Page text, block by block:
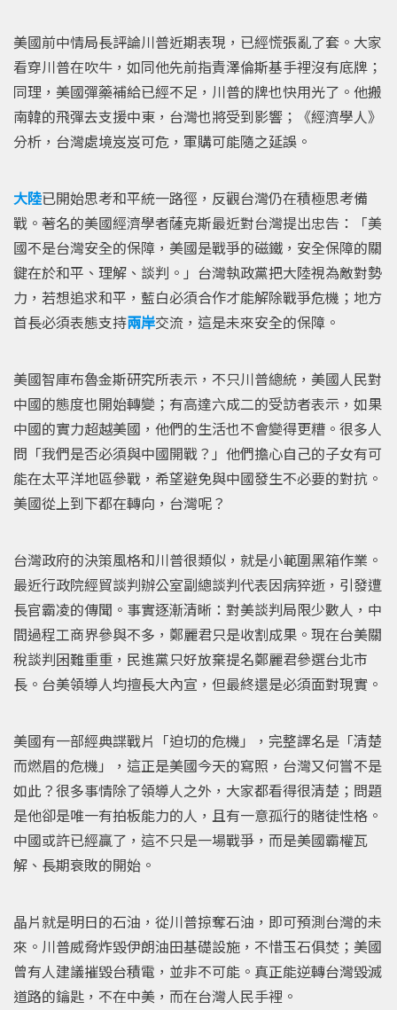
美國前中情局長評論川普近期表現，已經慌張亂了套。大家
看穿川普在吹牛，如同他先前指責澤倫斯基手裡沒有底牌；
同理，美國彈藥補給已經不足，川普的牌也快用光了。他搬
南韓的飛彈去支援中東，台灣也將受到影響；《經濟學人》
分析，台灣處境岌岌可危，軍購可能隨之延誤。
大陸已開始思考和平統一路徑，反觀台灣仍在積極思考備
戰。著名的美國經濟學者薩克斯最近對台灣提出忠告：「美
國不是台灣安全的保障，美國是戰爭的磁鐵，安全保障的關
鍵在於和平、理解、談判。」台灣執政黨把大陸視為敵對勢
力，若想追求和平，藍白必須合作才能解除戰爭危機；地方
首長必須表態支持兩岸交流，這是未來安全的保障。
美國智庫布魯金斯研究所表示，不只川普總統，美國人民對
中國的態度也開始轉變；有高達六成二的受訪者表示，如果
中國的實力超越美國，他們的生活也不會變得更糟。很多人
問「我們是否必須與中國開戰？」他們擔心自己的子女有可
能在太平洋地區參戰，希望避免與中國發生不必要的對抗。
美國從上到下都在轉向，台灣呢？
台灣政府的決策風格和川普很類似，就是小範圍黑箱作業。
最近行政院經貿談判辦公室副總談判代表因病猝逝，引發遭
長官霸凌的傳聞。事實逐漸清晰：對美談判局限少數人，中
間過程工商界參與不多，鄭麗君只是收割成果。現在台美關
稅談判困難重重，民進黨只好放棄提名鄭麗君參選台北市
長。台美領導人均擅長大內宣，但最終還是必須面對現實。
美國有一部經典諜戰片「迫切的危機」，完整譯名是「清楚
而燃眉的危機」，這正是美國今天的寫照，台灣又何嘗不是
如此？很多事情除了領導人之外，大家都看得很清楚；問題
是他卻是唯一有拍板能力的人，且有一意孤行的賭徒性格。
中國或許已經贏了，這不只是一場戰爭，而是美國霸權瓦
解、長期衰敗的開始。
晶片就是明日的石油，從川普掠奪石油，即可預測台灣的未
來。川普威脅炸毀伊朗油田基礎設施，不惜玉石俱焚；美國
曾有人建議摧毀台積電，並非不可能。真正能逆轉台灣毀滅
道路的鑰匙，不在中美，而在台灣人民手裡。